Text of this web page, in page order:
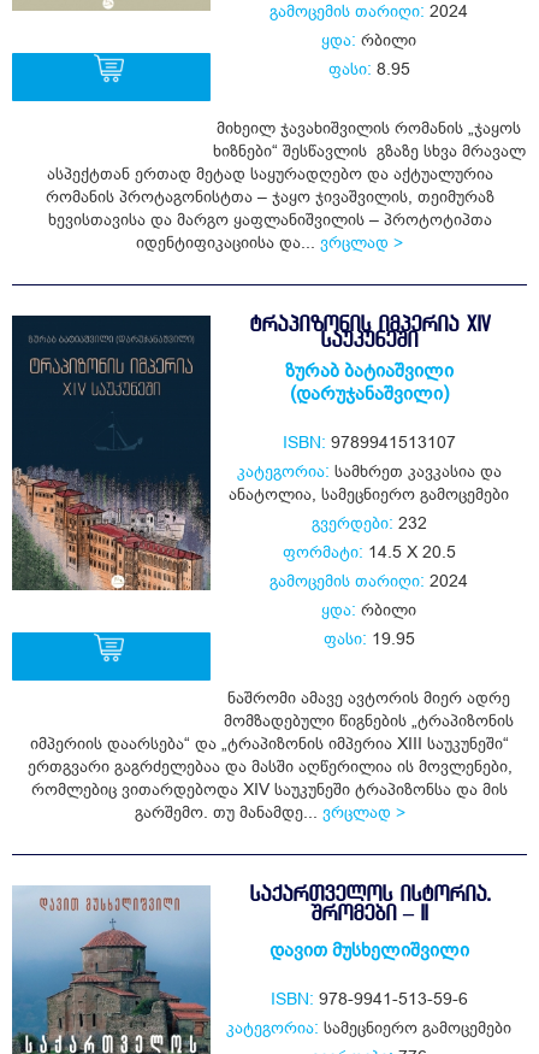
გამოცემის თარიღი: 2024
ყდა: რბილი
ფასი: 8.95
მიხეილ ჯავახიშვილის რომანის „ჯაყოს
ხიზნები“ შესწავლის გზაზე სხვა მრავალ
ასპექტთან ერთად მეტად საყურადღებო და აქტუალურია
რომანის პროტაგონისტთა – ჯაყო ჯივაშვილის, თეიმურაზ
ხევისთავისა და მარგო ყაფლანიშვილის – პროტოტიპთა
იდენტიფიკაციისა და... ვრცლად >
ᲢᲠᲐᲞᲘᲖᲝᲜᲘᲡ ᲘᲛᲞᲔᲠᲘᲐ XIV
ᲡᲐᲣᲙᲣᲜᲔᲨᲘ
ზურაბ ბატიაშვილი
(დარუჯანაშვილი)
ISBN: 9789941513107
კატეგორია: სამხრეთ კავკასია და
ანატოლია სამეცნიერო გამოცემები
გვერდები: 232
ფორმატი: 14.5 X 20.5
გამოცემის თარიღი: 2024
ყდა: რბილი
ფასი: 19.95
ნაშრომი ამავე ავტორის მიერ ადრე
მომზადებული წიგნების „ტრაპიზონის
იმპერიის დაარსება“ და „ტრაპიზონის იმპერია XIII საუკუნეში“
ერთგვარი გაგრძელებაა და მასში აღწერილია ის მოვლენები,
რომლებიც ვითარდებოდა XIV საუკუნეში ტრაპიზონსა და მის
გარშემო. თუ მანამდე... ვრცლად >
ᲡᲐᲥᲐᲠᲗᲕᲔᲚᲝᲡ ᲘᲡᲢᲝᲠᲘᲐ.
ᲨᲠᲝᲛᲔᲑᲘ – II
დავით მუსხელიშვილი
ISBN: 978-9941-513-59-6
კატეგორია: სამეცნიერო გამოცემები